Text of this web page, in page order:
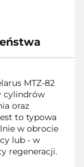
MTZ-82
cylindrów
oraz
to typowa
w obrocie
lub - w
regeneracji.